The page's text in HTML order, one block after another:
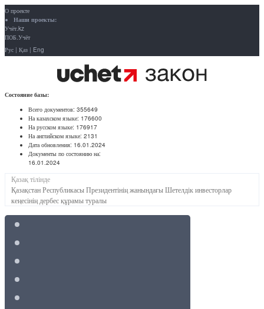
О проекте
Наши проекты:
Учёт.kz
ПОБ.Учёт
Рус | Қаз | Eng
Состояние базы:
Всего документов: 355649
На казахском языке: 176600
На русском языке: 176917
На английском языке: 2131
Дата обновления: 16.01.2024
Документы по состоянию на:
16.01.2024
Қазақ тілінде
Қазақстан Республикасы Президентінің жанындағы Шетелдік инвесторлар
кеңесінің дербес құрамы туралы